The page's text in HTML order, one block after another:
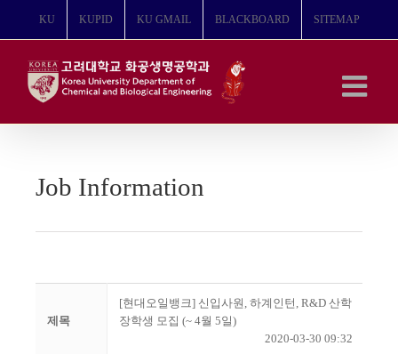
뛰
KU KUPID KU GMAIL BLACKBOARD SITEMAP
Job Information
제목
[현대오일뱅크] 신입사원, 하계인턴, R&D 산학
장학생 모집 (~ 4월 5일)
2020-03-30 09:32